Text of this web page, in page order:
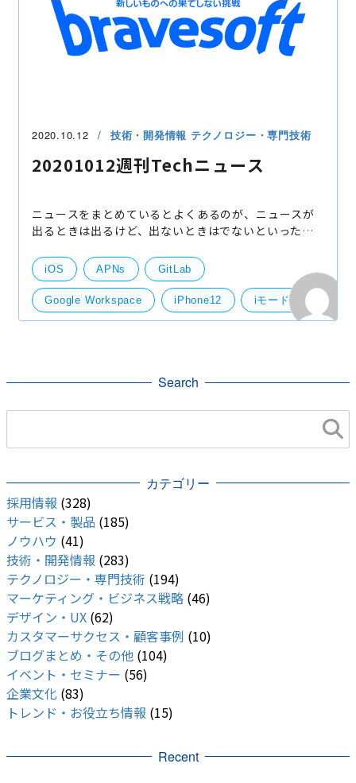
2020.10.12 技術・開発情報 テクノロジー・専門技術
20201012週刊Techニュース
ニュースをまとめているとよくあるのが、ニュースが
出るときは出るけど、出ないときはでないといった状
はいえ、今週にはiPhone12が発表される予定など、
Appleが
iOS APNs GitLab
Google Workspace iPhone12 iモード
Search
カテゴリー
採用情報 (328)
サービス・製品 (185)
ノウハウ (41)
技術・開発情報 (283)
テクノロジー・専門技術 (194)
マーケティング・ビジネス戦略 (46)
デザイン・UX (62)
カスタマーサクセス・顧客事例 (10)
ブログまとめ・その他 (104)
イベント・セミナー (56)
企業文化 (83)
トレンド・お役立ち情報 (15)
Recent